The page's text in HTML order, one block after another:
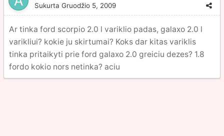
Sukurta Gruodžio 5, 2009
Ar tinka ford scorpio 2.0 l variklio padas, galaxo 2.0 l
varikliui? kokie ju skirtumai? Koks dar kitas variklis
tinka pritaikyti prie ford galaxo 2.0 greiciu dezes? 1.8
fordo kokio nors netinka? aciu